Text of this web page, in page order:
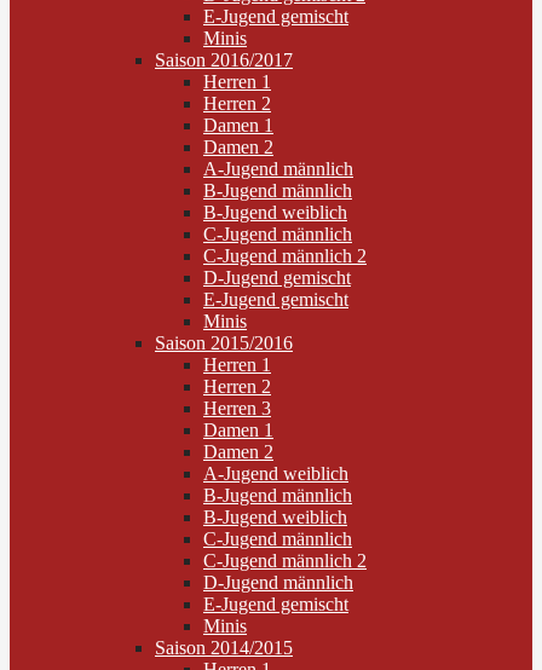
E-Jugend gemischt
Minis
Saison 2016/2017
Herren 1
Herren 2
Damen 1
Damen 2
A-Jugend männlich
B-Jugend männlich
B-Jugend weiblich
C-Jugend männlich
C-Jugend männlich 2
D-Jugend gemischt
E-Jugend gemischt
Minis
Saison 2015/2016
Herren 1
Herren 2
Herren 3
Damen 1
Damen 2
A-Jugend weiblich
B-Jugend männlich
B-Jugend weiblich
C-Jugend männlich
C-Jugend männlich 2
D-Jugend männlich
E-Jugend gemischt
Minis
Saison 2014/2015